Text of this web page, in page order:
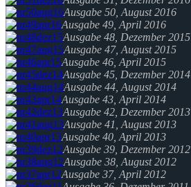
Ausgabe 50, August 2016
Ausgabe 49, April 2016
Ausgabe 48, Dezember 2015
Ausgabe 47, August 2015
Ausgabe 46, April 2015
Ausgabe 45, Dezember 2014
Ausgabe 44, August 2014
Ausgabe 43, April 2014
Ausgabe 42, Dezember 2013
Ausgabe 41, August 2013
Ausgabe 40, April 2013
Ausgabe 39, Dezember 2012
Ausgabe 38, August 2012
Ausgabe 37, April 2012